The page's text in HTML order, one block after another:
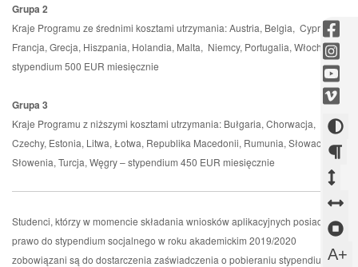
-
się
w
-
się
w
-
się
w
się
w
A+
Grupa 2
Kraje Programu ze średnimi kosztami utrzymania: Austria, Belgia, Cypr,
Francja, Grecja, Hiszpania, Holandia, Malta, Niemcy, Portugalia, Włochy –
stypendium 500 EUR miesięcznie
Grupa 3
Kraje Programu z niższymi kosztami utrzymania: Bułgaria, Chorwacja,
Czechy, Estonia, Litwa, Łotwa, Republika Macedonii, Rumunia, Słowacja,
Słowenia, Turcja, Węgry – stypendium 450 EUR miesięcznie
Studenci, którzy w momencie składania wniosków aplikacyjnych posiadają
prawo do stypendium socjalnego w roku akademickim 2019/2020
zobowiązani są do dostarczenia zaświadczenia o pobieraniu stypendium